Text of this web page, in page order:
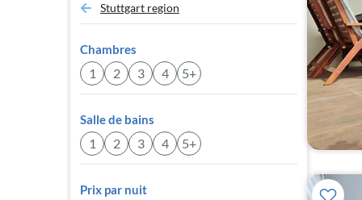
Stuttgart region
Chambres
1 2 3 4 5+
Salle de bains
1 2 3 4 5+
Prix par nuit